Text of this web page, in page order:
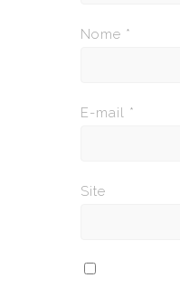
Nome *
E-mail *
Site